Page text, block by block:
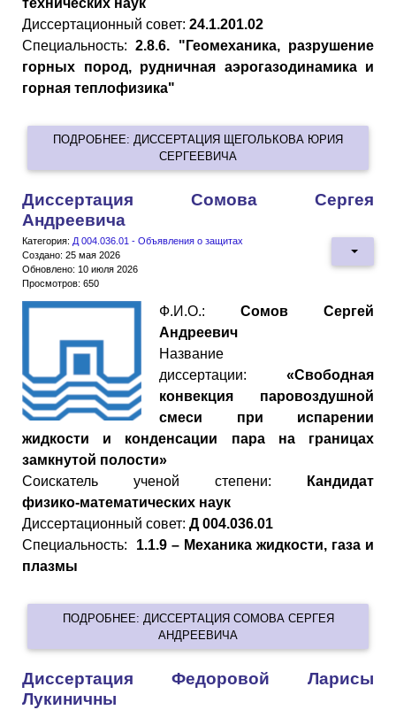
Диссертационный совет: 24.1.201.02
Специальность:2.8.6. "Геомеханика, разрушение
горных пород, рудничная аэрогазодинамика и
горная теплофизика"
ПОДРОБНЕЕ: ДИССЕРТАЦИЯ ЩЕГОЛЬКОВА ЮРИЯ
СЕРГЕЕВИЧА
Диссертация Сомова Сергея
Андреевича
Категория: Д 004.036.01 - Объявления о защитах
Создано: 25 мая 2026
Обновлено: 10 июля 2026
Просмотров: 650
Ф.И.О.: Сомов Сергей
Андреевич
Название
диссертации: «Свободная
конвекция паровоздушной
смеси при испарении
жидкости и конденсации пара на границах
замкнутой полости»
Cоискатель ученой степени:
Кандидат
физико-математических наук
Диссертационный совет: Д 004.036.01
Специальность: 1.1.9 – Механика жидкости, газа и
плазмы
ПОДРОБНЕЕ: ДИССЕРТАЦИЯ СОМОВА СЕРГЕЯ
АНДРЕЕВИЧА
Диссертация Федоровой Ларисы
Лукиничны